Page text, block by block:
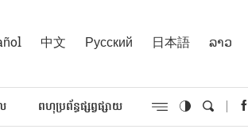
中文 Русский 日本語 ລາວ
ពហុប្រព័ន្ធផ្សព្វផ្សាយ